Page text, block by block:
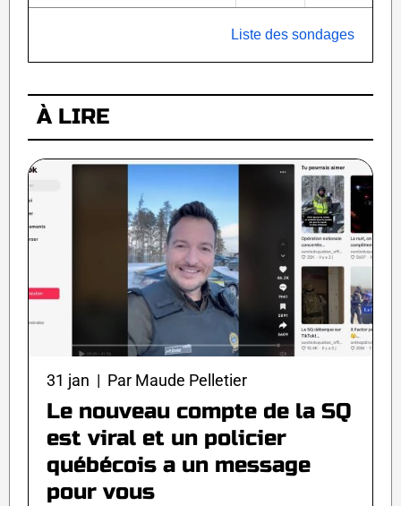
Liste des sondages
À LIRE
31 jan | Par Maude Pelletier
Le nouveau compte de la SQ
est viral et un policier
québécois a un message
pour vous